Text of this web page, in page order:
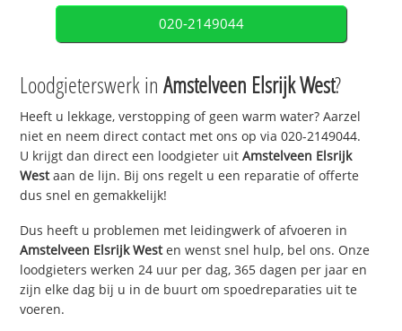
020-2149044
Loodgieterswerk inAmstelveen Elsrijk West?
Heeft u lekkage, verstopping of geen warm water? Aarzel
niet en neem direct contact met ons op via 020-2149044.
U krijgt dan direct een loodgieter uitAmstelveen Elsrijk
Westaan de lijn. Bij ons regelt u een reparatie of offerte
dus snel en gemakkelijk!
Dus heeft u problemen met leidingwerk of afvoeren in
Amstelveen Elsrijk Westen wenst snel hulp, bel ons. Onze
loodgieters werken 24 uur per dag, 365 dagen per jaar en
zijn elke dag bij u in de buurt om spoedreparaties uit te
voeren.